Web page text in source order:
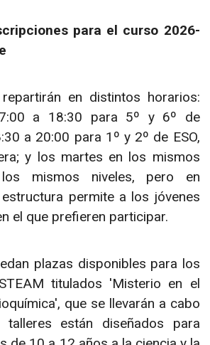
para el curso 2026-
en distintos horarios:
a 18:30 para 5º y 6º de
a 20:00 para 1º y 2º de ESO,
y los martes en los mismos
mismos niveles, pero en
permite a los jóvenes
el que prefieren participar.
plazas disponibles para los
titulados 'Misterio en el
que se llevarán a cabo
están diseñados para